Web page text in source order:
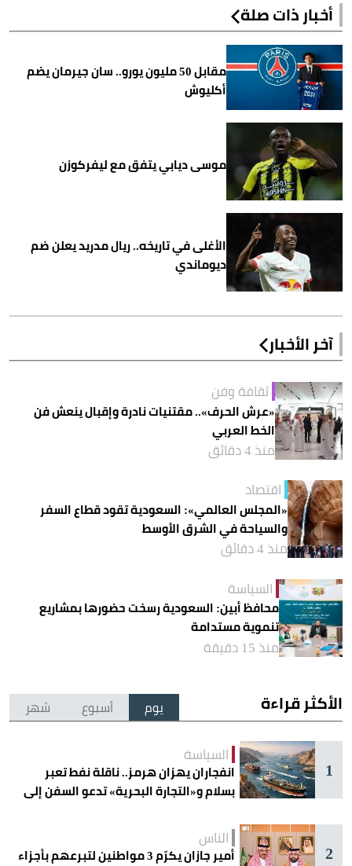
أخبار ذات صلة
مقابل 50 مليون يورو.. سان جيرمان يضم
أكليوش
موسى ديابي يتفق مع ليفركوزن
الأغلى في تاريخه.. ريال مدريد يعلن ضم
ديوماندي
آخر الأخبار
ثقافة وفن
«عرش الحرف».. مقتنيات نادرة وإقبال ينعش فن
الخط العربي
منذ 4 دقائق
اقتصاد
«المجلس العالمي»: السعودية تقود قطاع السفر
والسياحة في الشرق الأوسط
منذ 4 دقائق
السياسة
محافظ أبين: السعودية رسخت حضورها بمشاريع
تنموية مستدامة
منذ 15 دقيقة
الأكثر قراءة يوم أسبوع شهر
1
السياسة
انفجاران يهزان هرمز.. ناقلة نفط تعبر
بسلام و«التجارة البحرية» تدعو السفن إلى
2
الناس
أمير جازان يكرّم 3 مواطنين لتبرعهم بأجزاء